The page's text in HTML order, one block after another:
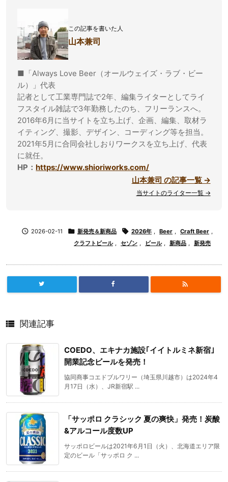
この記事を書いた人
山本兼司
■「Always Love Beer（オールウェイズ・ラブ・ビー
ル）」代表
記者として工業専門誌で2年、編集ライターとしてライ
フスタイル雑誌で3年勤務したのち、フリーランスへ。
2016年6月に当サイトを立ち上げ、企画、編集、取材ラ
イティング、撮影、デザイン、コーディング等を担当。
2021年5月に合同会社しおりワークスを立ち上げ、代表
に就任。
HP：https://www.shioriworks.com/
山本兼司 の記事一覧 →
当サイトのライター一覧 →
 2026-02-11  新発売＆新商品  2026年 , Beer , Craft Beer ,
クラフトビール , セゾン , ビール , 新商品 , 新発売

 関連記事
COEDO、エキナカ施設｢イイトルミネ新宿｣
開業記念ビールを発売！
協同商事コエドブルワリー（埼玉県川越市）は2024年4
月17日（水）、JR新宿駅 ...
「サッポロ クラシック 夏の爽快」発売！炭酸
&アルコール度数UP
サッポロビールは2021年6月1日（火）、北海道エリア限
定のビール「サッポロ ク ...